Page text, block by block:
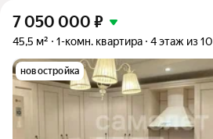
7 050 000 ₽
45,5 м² 1-комн. квартира 4 этаж из 10
новостройка